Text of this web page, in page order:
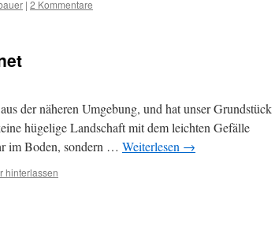
| 2 Kommentare
der näheren Umgebung, und hat unser Grundstück
hügelige Landschaft mit dem leichten Gefälle
im Boden, sondern … Weiterlesen →
hinterlassen